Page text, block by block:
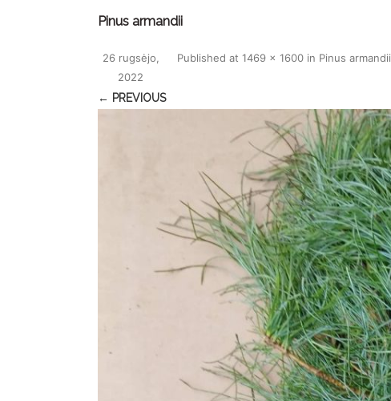
Pinus armandii
Published
26 rugsėjo,
2022
at 1469 × 1600 in Pinus armandii
← PREVIOUS